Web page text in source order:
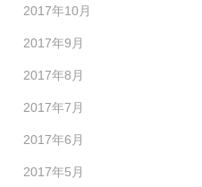
2017年10月
2017年9月
2017年8月
2017年7月
2017年6月
2017年5月